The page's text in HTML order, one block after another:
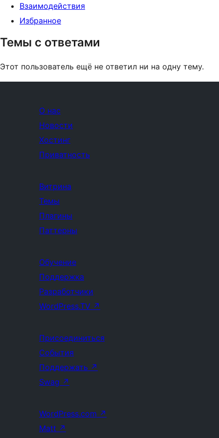
Взаимодействия
Избранное
Темы с ответами
Этот пользователь ещё не ответил ни на одну тему.
О нас
Новости
Хостинг
Приватность
Витрина
Темы
Плагины
Паттерны
Обучение
Поддержка
Разработчики
WordPress.TV ↗
Присоединиться
События
Поддержать ↗
Swag ↗
WordPress.com ↗
Matt ↗